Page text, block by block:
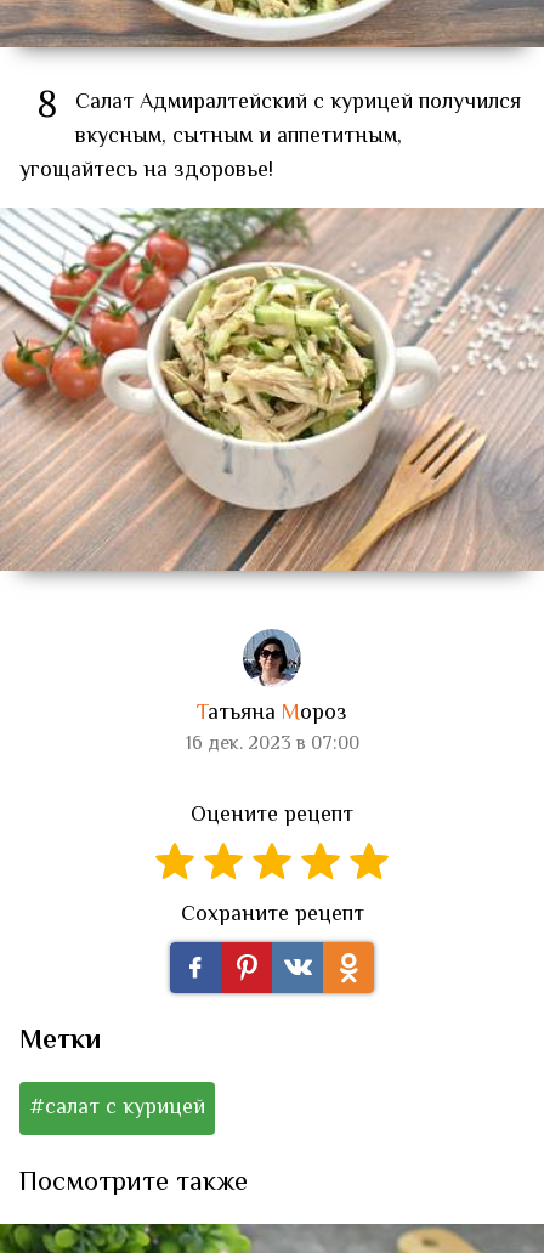
8
Салат Адмиралтейский с курицей получился
вкусным, сытным и аппетитным,
угощайтесь на здоровье!
Татьяна Мороз
16 дек. 2023 в 07:00
Оцените рецепт
Сохраните рецепт
Метки
#салат с курицей
Посмотрите также